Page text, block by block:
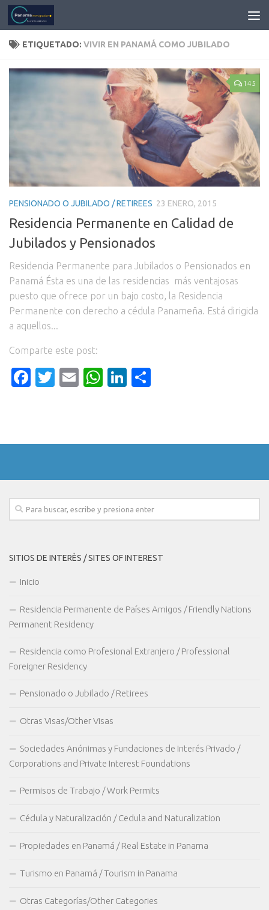
ETIQUETADO: VIVIR EN PANAMÁ COMO JUBILADO
145
PENSIONADO O JUBILADO / RETIREES 23 ENERO, 2015
Residencia Permanente en Calidad de
Jubilados y Pensionados
Residencia Permanente para Jubilados o Pensionados en
Panamá Ésta es una de las residencias más ventajosas
puesto que ofrece por un bajo costo, la Residencia
Permanente con derecho a cédula Panameña. Está dirigida
a aquellos...
Comparte este post:
Facebook
Twitter
EmailWhatsApp
LinkedIn
SITIOS DE INTERÈS / SITES OF INTEREST
Inicio
Residencia Permanente de Países Amigos / Friendly Nations
Permanent Residency
Residencia como Profesional Extranjero / Professional
Foreigner Residency
Pensionado o Jubilado / Retirees
Otras Visas/Other Visas
Sociedades Anónimas y Fundaciones de Interés Privado /
Corporations and Private Interest Foundations
Permisos de Trabajo / Work Permits
Cédula y Naturalización / Cedula and Naturalization
Propiedades en Panamá / Real Estate in Panama
Turismo en Panamá / Tourism in Panama
Otras Categorías/Other Categories